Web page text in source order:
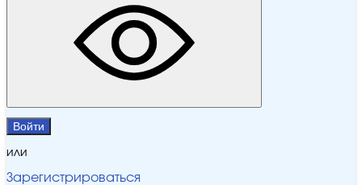
Войти
или
Зарегистрироваться